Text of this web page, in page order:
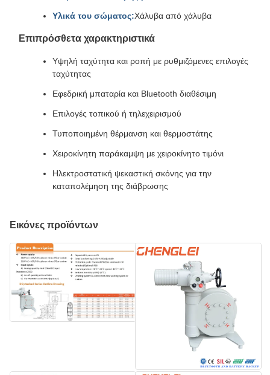
Υλικά του σώματος:Χάλυβα από χάλυβα
Επιπρόσθετα χαρακτηριστικά
Υψηλή ταχύτητα και ροπή με ρυθμιζόμενες επιλογές
ταχύτητας
Εφεδρική μπαταρία και Bluetooth διαθέσιμη
Επιλογές τοπικού ή τηλεχειρισμού
Τυποποιημένη θέρμανση και θερμοστάτης
Χειροκίνητη παράκαμψη με χειροκίνητο τιμόνι
Ηλεκτροστατική ψεκαστική σκόνης για την
καταπολέμηση της διάβρωσης
Εικόνες προϊόντων